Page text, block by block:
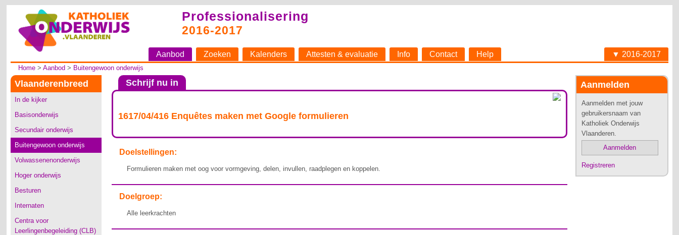
Professionalisering
2016-2017
Aanbod Zoeken Kalenders Attesten & evaluatie Info Contact Help ▼ 2016-2017
Home >Aanbod > Buitengewoon onderwijs
Vlaanderenbreed
In de kijker
Basisonderwijs
Secundair onderwijs
Buitengewoon onderwijs
Volwassenenonderwijs
Hoger onderwijs
Besturen
Internaten
Centra voor
Leerlingenbegeleiding (CLB)
Aanmelden
Aanmelden met jouw
gebruikersnaam van
Katholiek Onderwijs
Vlaanderen.
Aanmelden
Registreren
Schrijf nu in
1617/04/416 Enquêtes maken met Google formulieren
Doelstellingen:
Formulieren maken met oog voor vormgeving, delen, invullen, raadplegen en koppelen.
Doelgroep:
Alle leerkrachten